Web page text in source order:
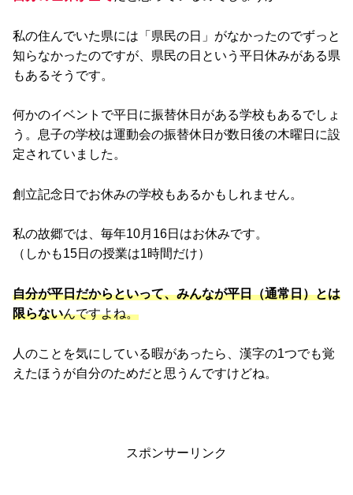
私の住んでいた県には「県民の日」がなかったのでずっと
知らなかったのですが、県民の日という平日休みがある県
もあるそうです。
何かのイベントで平日に振替休日がある学校もあるでしょ
う。息子の学校は運動会の振替休日が数日後の木曜日に設
定されていました。
創立記念日でお休みの学校もあるかもしれません。
私の故郷では、毎年10月16日はお休みです。
（しかも15日の授業は1時間だけ）
自分が平日だからといって、みんなが平日（通常日）とは
限らないんですよね。
人のことを気にしている暇があったら、漢字の1つでも覚
えたほうが自分のためだと思うんですけどね。
スポンサーリンク